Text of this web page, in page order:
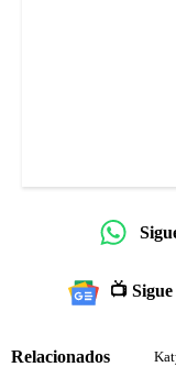
📺
Relacionados